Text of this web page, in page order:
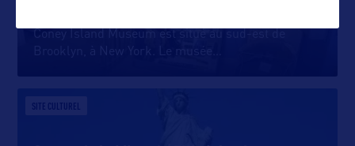
Coney Island Museum est situé au sud-est de
Brooklyn, à New York. Le musée
SITE CULTUREL